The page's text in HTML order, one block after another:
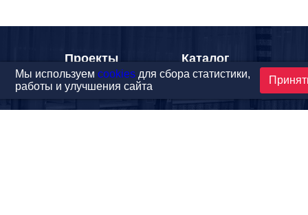
Проекты
Каталог
Новости
Контакты
Мы используемcookies для сбора статистики,
работы и улучшения сайта